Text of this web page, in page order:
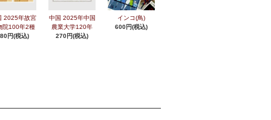
2025年故宮
院100年2種
円(税込)
中国 2025年中国
農業大学120年
270円(税込)
インコ(鳥)
600円(税込)